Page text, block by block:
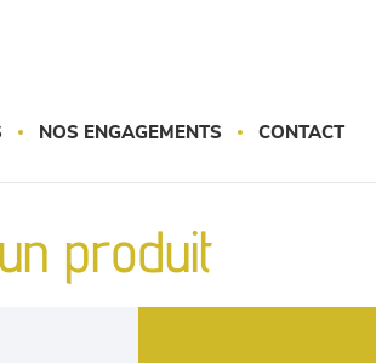
NOS ENGAGEMENTS CONTACT
produit